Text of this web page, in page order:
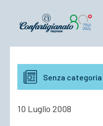
Notizie e Documenti
Confartigianato
Senza categoria
10 Luglio 2008